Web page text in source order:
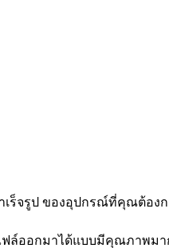
เร็จรูป ของอุปกรณ์ที่คุณต้องก
ฟล์ออกมาได้แบบมีคุณภาพมา